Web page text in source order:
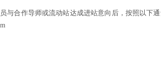
与合作导师或流动站达成进站意向后，按照以下